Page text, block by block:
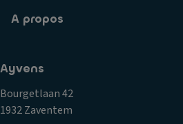
A propos
Ayvens
Bourgetlaan 42
1932 Zaventem